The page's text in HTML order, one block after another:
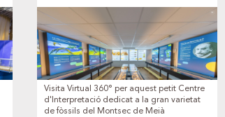
Visita Virtual 360° per aquest petit Centre
d'Interpretació dedicat a la gran varietat
de fòssils del Montsec de Meià